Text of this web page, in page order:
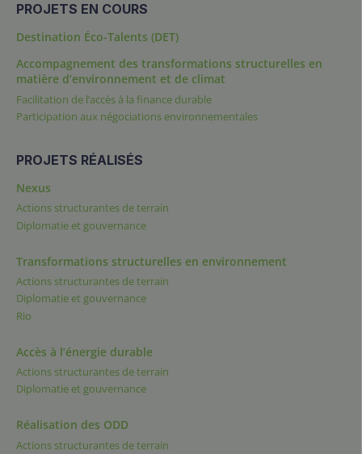
PROJETS EN COURS
Destination Éco-Talents (DET)
Accompagnement des transformations structurelles en
matière d’environnement et de climat
Facilitation de l’accès à la finance durable
Participation aux négociations environnementales
PROJETS RÉALISÉS
Nexus
Actions structurantes de terrain
Diplomatie et gouvernance
Transformations structurelles en environnement
Actions structurantes de terrain
Diplomatie et gouvernance
Rio
Accès à l’énergie durable
Actions structurantes de terrain
Diplomatie et gouvernance
Réalisation des ODD
Actions structurantes de terrain